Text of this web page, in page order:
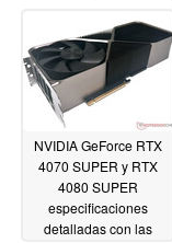
reforzar la
del valor
SUPER
NVIDIA GeForce RTX
4070 SUPER y RTX
4080 SUPER
especificaciones
detalladas con las